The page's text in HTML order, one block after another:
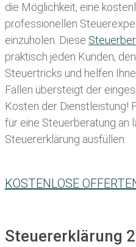
die Möglichkeit, eine
professionellen
einzuholen. Diese
praktisch jeden Kunden,
Steuertricks und helfen
Fällen übersteigt der
Kosten der Dienstleistung!
für eine Steuerberatung an
Steuererklärung ausfüllen:
KOSTENLOSE
Steuererklärung